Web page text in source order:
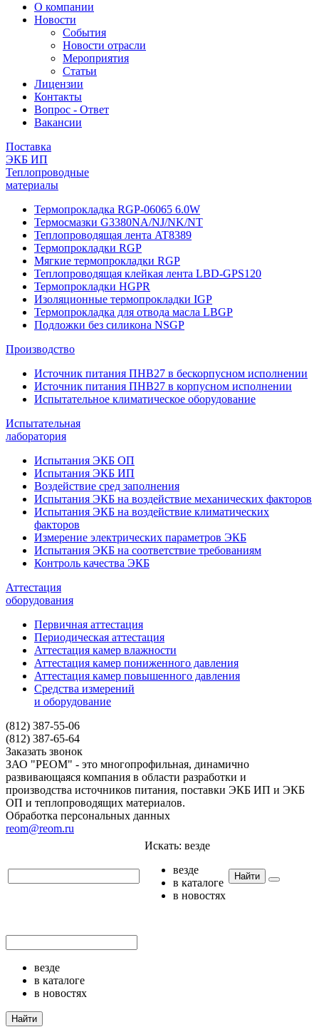
О компании
Новости
События
Новости отрасли
Мероприятия
Статьи
Лицензии
Контакты
Вопрос - Ответ
Вакансии
Поставка
ЭКБ ИП
Теплопроводные
материалы
Термопрокладка RGP-06065 6.0W
Термосмазки G3380NA/NJ/NK/NT
Теплопроводящая лента AT8389
Термопрокладки RGP
Мягкие термопрокладки RGP
Теплопроводящая клейкая лента LBD-GPS120
Термопрокладки HGPR
Изоляционные термопрокладки IGP
Термопрокладка для отвода масла LBGP
Подложки без силикона NSGP
Производство
Источник питания ПНВ27 в бескорпусном исполнении
Источник питания ПНВ27 в корпусном исполнении
Испытательное климатическое оборудование
Испытательная
лаборатория
Испытания ЭКБ ОП
Испытания ЭКБ ИП
Воздействие сред заполнения
Испытания ЭКБ на воздействие механических факторов
Испытания ЭКБ на воздействие климатических
факторов
Измерение электрических параметров ЭКБ
Испытания ЭКБ на соответствие требованиям
Контроль качества ЭКБ
Аттестация
оборудования
Первичная аттестация
Периодическая аттестация
Аттестация камер влажности
Аттестация камер пониженного давления
Аттестация камер повышенного давления
Средства измерений
и оборудование
(812) 387-55-06
(812) 387-65-64
Заказать звонок
ЗАО "РЕОМ" - это многопрофильная, динамично
развивающаяся компания в области разработки и
производства источников питания, поставки ЭКБ ИП и ЭКБ
ОП и теплопроводящих материалов.
Обработка персональных данных
reom@reom.ru
Искать: везде
везде
в каталоге
в новостях
Найти
везде
в каталоге
в новостях
Найти